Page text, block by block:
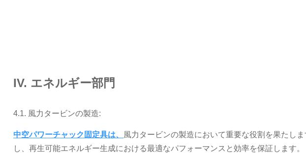
IV. エネルギー部門
4.1. 風力タービンの製造:
中空パワーチャック固定具は、
風力タービンの製造において重要な役割を果たし
し、再生可能エネルギー生成における最適なパフォーマンスと効率を保証します。